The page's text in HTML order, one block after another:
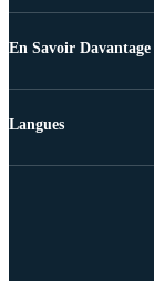
En Savoir Davantage
Langues